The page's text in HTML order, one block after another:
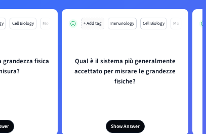
Cell Biology Mo
grandezza fisica
+ Add tag Immunology Cell Biology Mo
Qual è il sistema più generalmente
accettato per misrare le grandezze
fisiche?
Show Answer